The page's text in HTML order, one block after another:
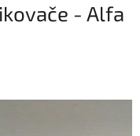
- Alfa